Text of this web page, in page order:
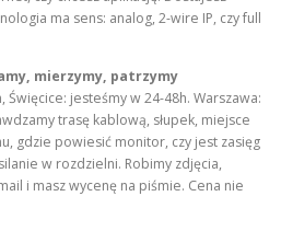
ma sens: analog, 2-wire IP, czy full
mierzymy, patrzymy
Święcice: jesteśmy w 24-48h. Warszawa:
trasę kablową, słupek, miejsce
gdzie powiesić monitor, czy jest zasięg
w rozdzielni. Robimy zdjęcia,
i masz wycenę na piśmie. Cena nie